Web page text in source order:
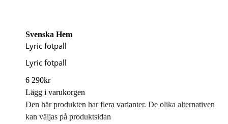
Svenska Hem
Lyric fotpall
Lyric fotpall
6 290kr
Lägg i varukorgen
Den här produkten har flera varianter. De olika alternativen
kan väljas på produktsidan